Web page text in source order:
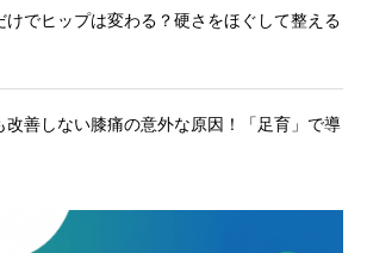
けでヒップは変わる？硬さをほぐして整える
改善しない膝痛の意外な原因！「足育」で導